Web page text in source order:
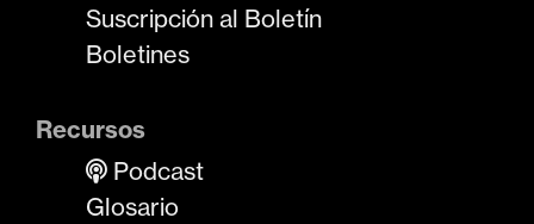
Suscripción al Boletín
Boletines
Recursos
Podcast
Glosario